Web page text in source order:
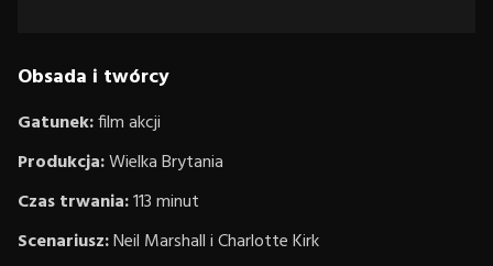
Obsada i twórcy
Gatunek:film akcji
Produkcja:Wielka Brytania
Czas trwania:113 minut
Scenariusz:Neil Marshall i Charlotte Kirk